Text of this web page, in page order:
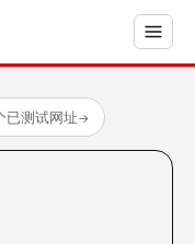
已测试网址→